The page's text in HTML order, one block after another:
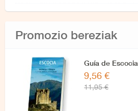
Promozio bereziak
Guía de Escocia
9,56 €
11,95 €